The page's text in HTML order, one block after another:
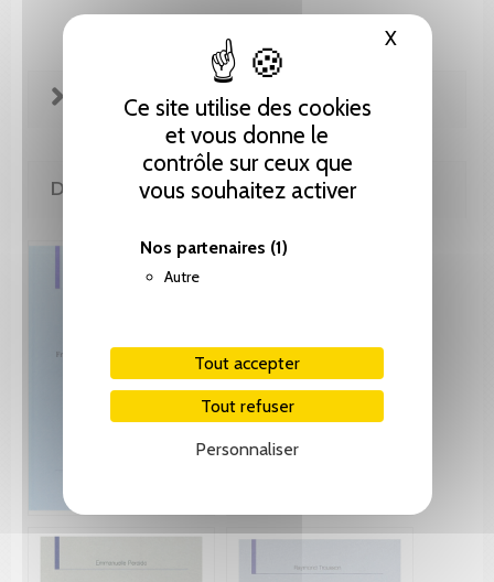
Ce site utilise des cookies
et vous donne le
contrôle sur ceux que
vous souhaitez activer
Nos partenaires (1)
Autre
Tout accepter
Tout refuser
Personnaliser
XMasquer
FICHE TECHNIQUE
DE LA MÊME COLLECTION